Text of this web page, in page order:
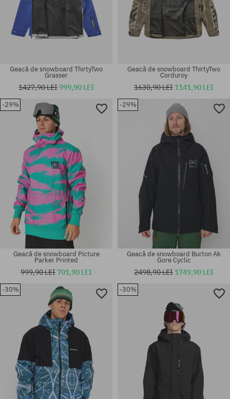
Mărimi existente:
Mărimi existente:
Mărimi existente:
Geacă de snowboard ThirtyTwo
Grasser
1427,90 LEI999,90 LEI
Mărimi existente:
Geacă de snowboard ThirtyTwo
Corduroy
1630,90 LEI 1141,90 LEI
-29%
Geacă de snowboard Picture
Parker Printed
999,90 LEI 701,90 LEI
-29%
Geacă de snowboard Burton Ak
Gore Cyclic
2498,90 LEI 1749,90 LEI
-30% -30%